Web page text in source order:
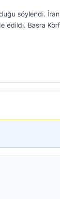
söylendi.
Basra